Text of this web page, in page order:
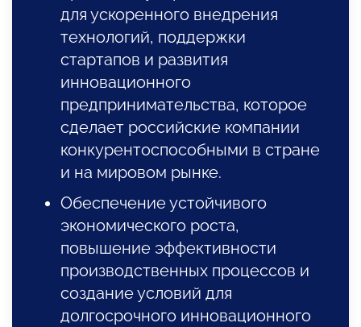
для ускоренного внедрения
технологий, поддержки
стартапов и развития
инновационного
предпринимательства, которое
сделает российские компании
конкурентоспособными в стране
и на мировом рынке.
Обеспечение устойчивого
экономического роста,
повышение эффективности
производственных процессов и
создание условий для
долгосрочного инновационного